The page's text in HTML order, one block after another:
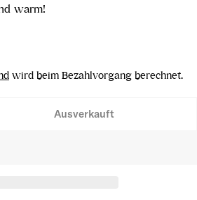
warm!
wird beim Bezahlvorgang berechnet.
Magia in Holzkiste verringern
Grappa Magia in Holzkiste
Ausverkauft